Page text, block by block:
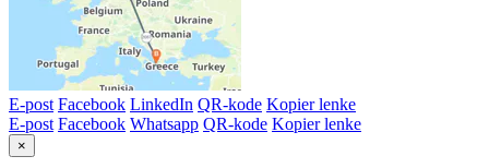
E-post Facebook LinkedIn QR-kode Kopier lenke
E-post Facebook Whatsapp QR-kode Kopier lenke
×